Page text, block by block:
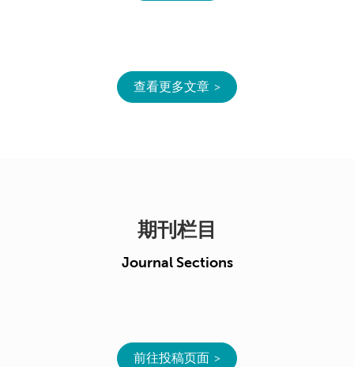
查看更多文章
期刊栏目
Journal Sections
前往投稿页面